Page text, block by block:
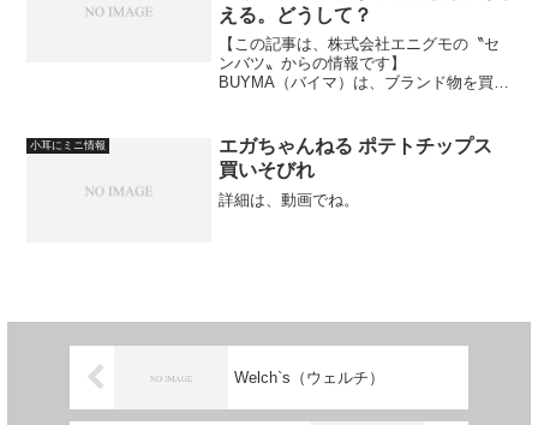
える。どうして？
【この記事は、株式会社エニグモの〝セ
ンバツ〟からの情報です】
BUYMA（バイマ）は、ブランド物を買え
ラグジュアリーブランドも、手に入れる
ことができます。...
小耳にミニ情報
エガちゃんねる ポテトチップス
買いそびれ
詳細は、動画でね。
Welch`s（ウェルチ）